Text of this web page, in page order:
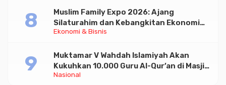
Ekonomi & Bisnis
Muslim Family Expo 2026: Ajang
Silaturahim dan Kebangkitan Ekonomi
Halal di Jakarta
Nasional
Muktamar V Wahdah Islamiyah Akan
Kukuhkan 10.000 Guru Al-Qur’an di Masjid
Istiqlal